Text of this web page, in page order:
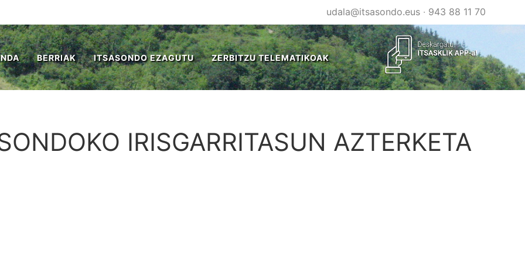
udala@itsasondo.eus· 943 88 11 70
BERRIAK ITSASONDO EZAGUTU ZERBITZU TELEMATIKOAK
IRISGARRITASUN AZTERKETA